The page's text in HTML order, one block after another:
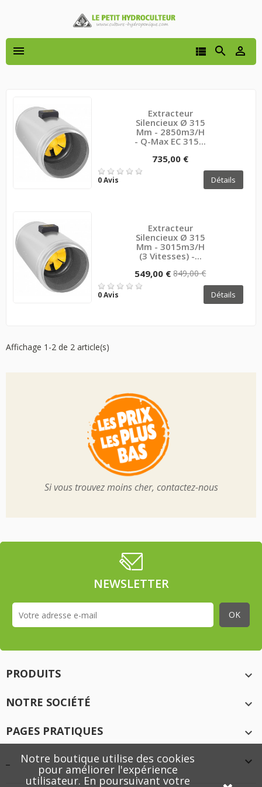
 


Extracteur
Silencieux Ø 315
Mm - 2850m3/H
- Q-Max EC 315...
735,00 €
0 Avis Détails
Extracteur
Silencieux Ø 315
Mm - 3015m3/H
(3 Vitesses) -...
549,00 € 849,00 €
0 Avis Détails
Affichage 1-2 de 2 article(s)
Si vous trouvez moins cher, contactez-nous
NEWSLETTER
PRODUITS

NOTRE SOCIÉTÉ

PAGES PRATIQUES


Notre boutique utilise des cookies
pour améliorer l'expérience
utilisateur. En poursuivant votre